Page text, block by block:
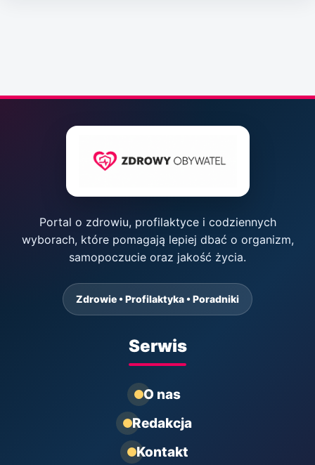
Portal o zdrowiu, profilaktyce i codziennych
wyborach, które pomagają lepiej dbać o organizm,
samopoczucie oraz jakość życia.
Zdrowie • Profilaktyka • Poradniki
Serwis
O nas
Redakcja
Kontakt